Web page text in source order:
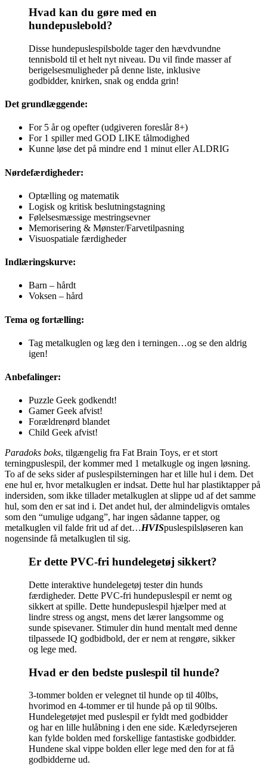
Hvad kan du gøre med en
hundepuslebold?
Disse hundepuslespilsbolde tager den hævdvundne
tennisbold til et helt nyt niveau. Du vil finde masser af
berigelsesmuligheder på denne liste, inklusive
godbidder, knirken, snak og endda grin!
Det grundlæggende:
For 5 år og opefter (udgiveren foreslår 8+)
For 1 spiller med GOD LIKE tålmodighed
Kunne løse det på mindre end 1 minut eller ALDRIG
Nørdefærdigheder:
Optælling og matematik
Logisk og kritisk beslutningstagning
Følelsesmæssige mestringsevner
Memorisering & Mønster/Farvetilpasning
Visuospatiale færdigheder
Indlæringskurve:
Barn – hårdt
Voksen – hård
Tema og fortælling:
Tag metalkuglen og læg den i terningen…og se den aldrig
igen!
Anbefalinger:
Puzzle Geek godkendt!
Gamer Geek afvist!
Forældrenørd blandet
Child Geek afvist!
Paradoks boks, tilgængelig fra Fat Brain Toys, er et stort
terningpuslespil, der kommer med 1 metalkugle og ingen løsning.
To af de seks sider af puslespilsterningen har et lille hul i dem. Det
ene hul er, hvor metalkuglen er indsat. Dette hul har plastiktapper på
indersiden, som ikke tillader metalkuglen at slippe ud af det samme
hul, som den er sat ind i. Det andet hul, der almindeligvis omtales
som den “umulige udgang”, har ingen sådanne tapper, og
metalkuglen vil falde frit ud af det…HVISpuslespilsløseren kan
nogensinde få metalkuglen til sig.
Er dette PVC-fri hundelegetøj sikkert?
Dette interaktive hundelegetøj tester din hunds
færdigheder. Dette PVC-fri hundepuslespil er nemt og
sikkert at spille. Dette hundepuslespil hjælper med at
lindre stress og angst, mens det lærer langsomme og
sunde spisevaner. Stimuler din hund mentalt med denne
tilpassede IQ godbidbold, der er nem at rengøre, sikker
og lege med.
Hvad er den bedste puslespil til hunde?
3-tommer bolden er velegnet til hunde op til 40lbs,
hvorimod en 4-tommer er til hunde på op til 90lbs.
Hundelegetøjet med puslespil er fyldt med godbidder
og har en lille hulåbning i den ene side. Kæledyrsejeren
kan fylde bolden med forskellige fantastiske godbidder.
Hundene skal vippe bolden eller lege med den for at få
godbidderne ud.